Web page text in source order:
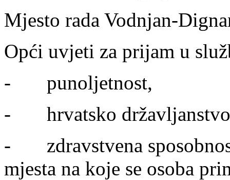
Mjesto rada Vodnjan-
Opći uvjeti za prijam u
- punoljetnost,
- hrvatsko
- zdravstvena
mjesta na koje se osoba